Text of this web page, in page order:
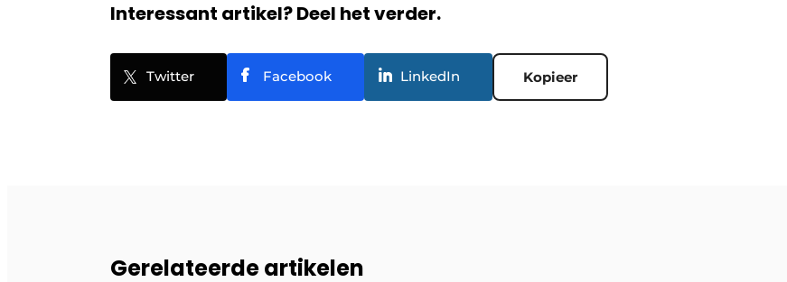
Interessant artikel? Deel het verder.
Twitter Facebook LinkedIn Kopieer
Gerelateerde artikelen